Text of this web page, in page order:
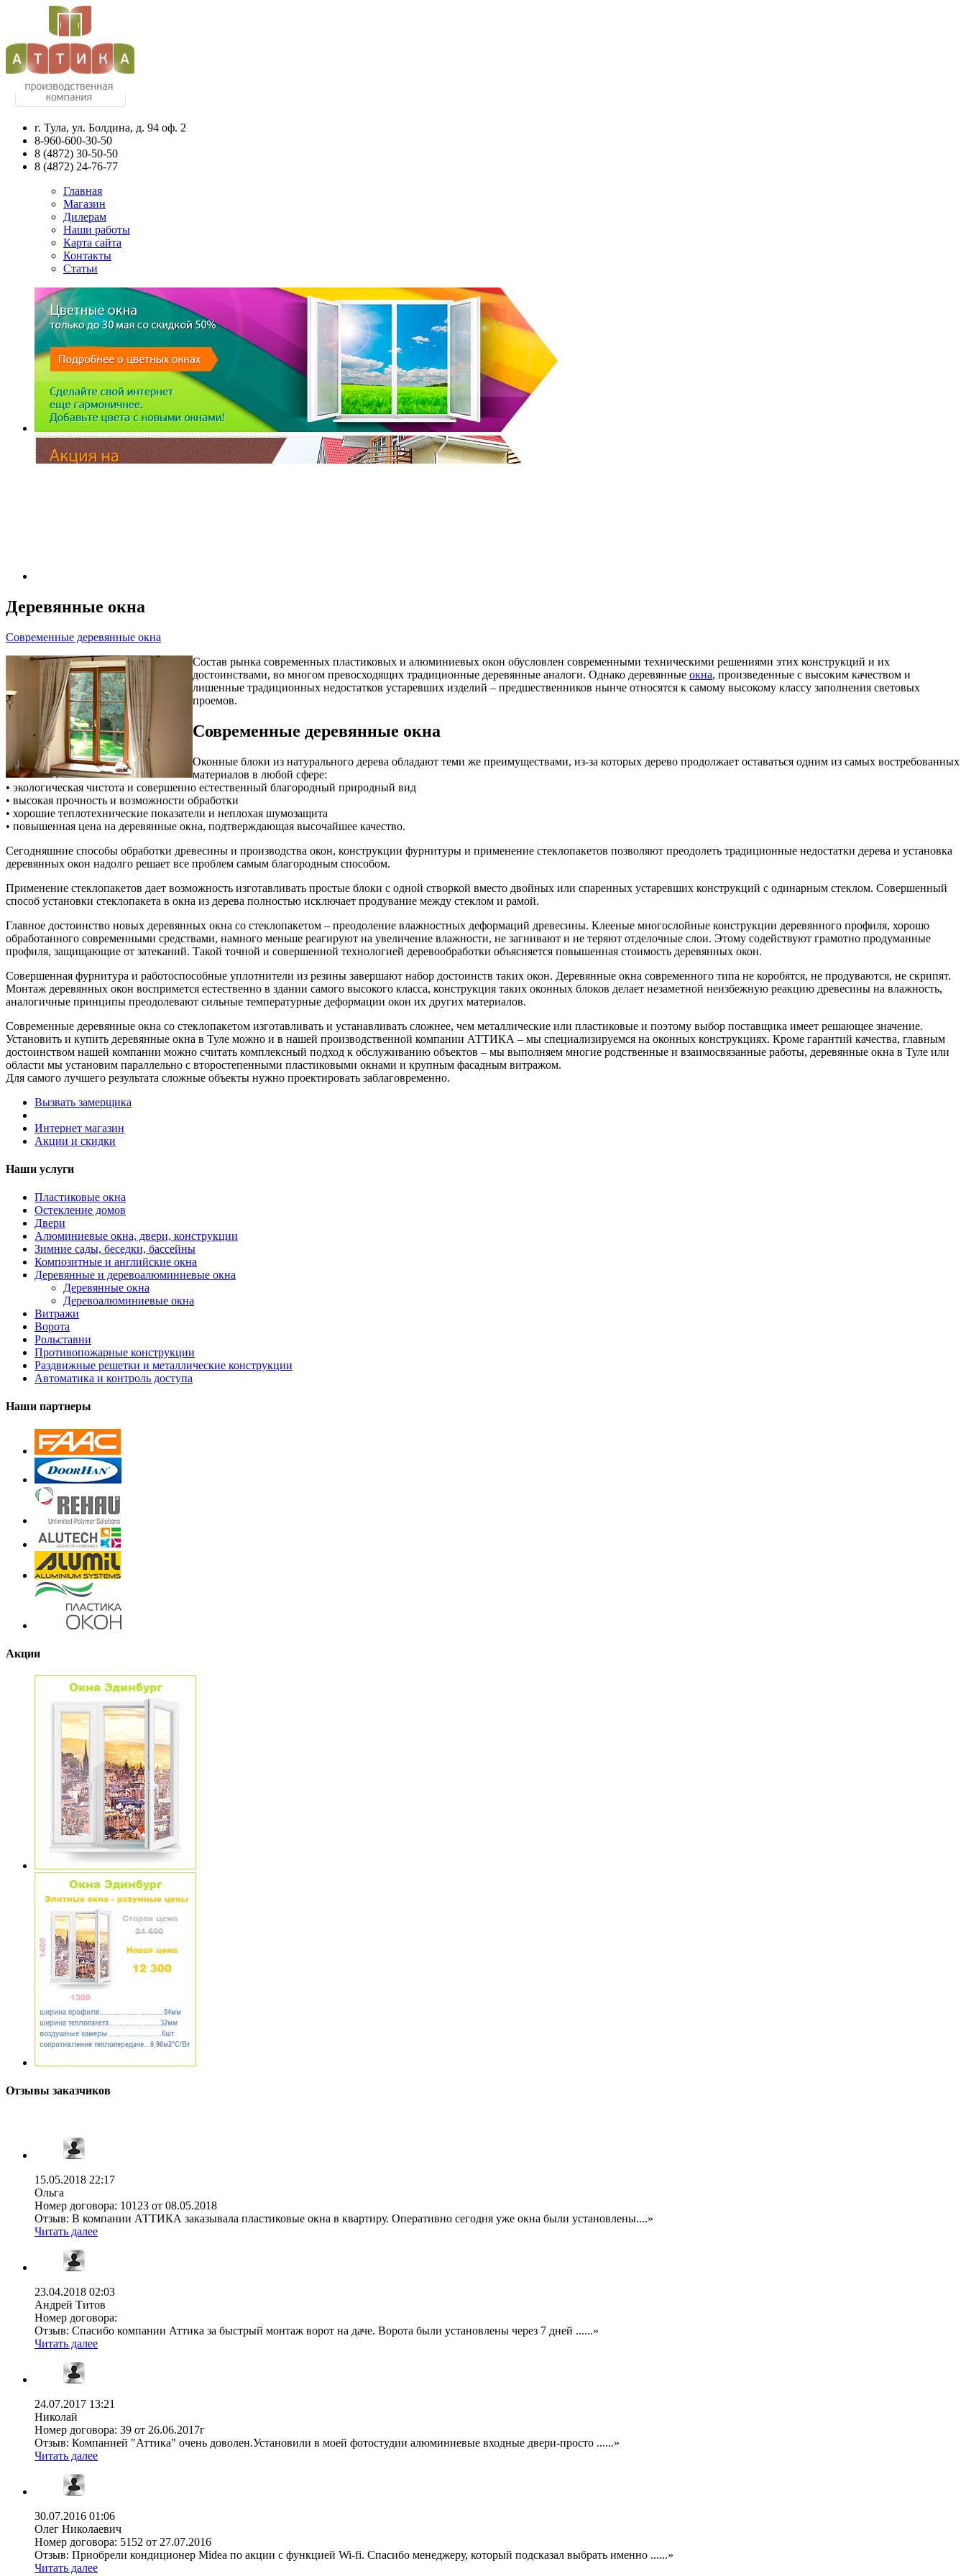
г. Тула, ул. Болдина, д. 94 оф. 2
8-960-600-30-50
8 (4872) 30-50-50
8 (4872) 24-76-77
Главная
Магазин
Дилерам
Наши работы
Карта сайта
Контакты
Статьи
Деревянные окна
Современные деревянные окна
Состав рынка современных пластиковых и алюминиевых окон обусловлен современными техническими решениями этих конструкций и их
достоинствами, во многом превосходящих традиционные деревянные аналоги. Однако деревянные окна, произведенные с высоким качеством и
лишенные традиционных недостатков устаревших изделий – предшественников нынче относятся к самому высокому классу заполнения световых
проемов.
Современные деревянные окна
Оконные блоки из натурального дерева обладают теми же преимуществами, из-за которых дерево продолжает оставаться одним из самых востребованных
материалов в любой сфере:
• экологическая чистота и совершенно естественный благородный природный вид
• высокая прочность и возможности обработки
• хорошие теплотехнические показатели и неплохая шумозащита
• повышенная цена на деревянные окна, подтверждающая высочайшее качество.
Сегодняшние способы обработки древесины и производства окон, конструкции фурнитуры и применение стеклопакетов позволяют преодолеть традиционные недостатки дерева и установка
деревянных окон надолго решает все проблем самым благородным способом.
Применение стеклопакетов дает возможность изготавливать простые блоки с одной створкой вместо двойных или спаренных устаревших конструкций с одинарным стеклом. Совершенный
способ установки стеклопакета в окна из дерева полностью исключает продувание между стеклом и рамой.
Главное достоинство новых деревянных окна со стеклопакетом – преодоление влажностных деформаций древесины. Клееные многослойные конструкции деревянного профиля, хорошо
обработанного современными средствами, намного меньше реагируют на увеличение влажности, не загнивают и не теряют отделочные слои. Этому содействуют грамотно продуманные
профиля, защищающие от затеканий. Такой точной и совершенной технологией деревообработки объясняется повышенная стоимость деревянных окон.
Совершенная фурнитура и работоспособные уплотнители из резины завершают набор достоинств таких окон. Деревянные окна современного типа не коробятся, не продуваются, не скрипят.
Монтаж деревянных окон воспримется естественно в здании самого высокого класса, конструкция таких оконных блоков делает незаметной неизбежную реакцию древесины на влажность,
аналогичные принципы преодолевают сильные температурные деформации окон их других материалов.
Современные деревянные окна со стеклопакетом изготавливать и устанавливать сложнее, чем металлические или пластиковые и поэтому выбор поставщика имеет решающее значение.
Установить и купить деревянные окна в Туле можно и в нашей производственной компании АТТИКА – мы специализируемся на оконных конструкциях. Кроме гарантий качества, главным
достоинством нашей компании можно считать комплексный подход к обслуживанию объектов – мы выполняем многие родственные и взаимосвязанные работы, деревянные окна в Туле или
области мы установим параллельно с второстепенными пластиковыми окнами и крупным фасадным витражом.
Для самого лучшего результата сложные объекты нужно проектировать заблаговременно.
Вызвать замерщика
Интернет магазин
Акции и скидки
Наши услуги
Пластиковые окна
Остекление домов
Двери
Алюминиевые окна, двери, конструкции
Зимние сады, беседки, бассейны
Композитные и английские окна
Деревянные и деревоалюминиевые окна
Деревянные окна
Деревоалюминиевые окна
Витражи
Ворота
Рольставни
Противопожарные конструкции
Раздвижные решетки и металлические конструкции
Автоматика и контроль доступа
Наши партнеры
Акции
Отзывы заказчиков
15.05.2018 22:17
Ольга
Номер договора: 10123 от 08.05.2018
Отзыв: В компании АТТИКА заказывала пластиковые окна в квартиру. Оперативно сегодня уже окна были установлены....»
Читать далее
23.04.2018 02:03
Андрей Титов
Номер договора:
Отзыв: Спасибо компании Аттика за быстрый монтаж ворот на даче. Ворота были установлены через 7 дней ......»
Читать далее
24.07.2017 13:21
Николай
Номер договора: 39 от 26.06.2017г
Отзыв: Компанией "Аттика" очень доволен.Установили в моей фотостудии алюминиевые входные двери-просто ......»
Читать далее
30.07.2016 01:06
Олег Николаевич
Номер договора: 5152 от 27.07.2016
Отзыв: Приобрели кондиционер Midea по акции с функцией Wi-fi. Спасибо менеджеру, который подсказал выбрать именно ......»
Читать далее